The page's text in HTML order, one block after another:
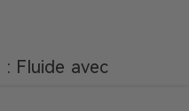
Fluide avec